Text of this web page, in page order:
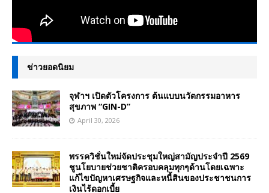
ข่าวยอดนิยม
จุฬาฯ เปิดตัวโครงการ ต้นแบบนวัตกรรมอาหาร
สุขภาพ “GIN-D”
April 30, 2026
พรรควิชั่นใหม่จัดประชุมใหญ่สามัญประจำปี 2569
ชูนโยบายช่วยชาติครอบคลุมทุกๆด้านโดยเฉพาะ
แก้ไขปัญหาเศรษฐกิจและหนี้สินของประชาชนการ
เงินไร้ดอกเบี้ย